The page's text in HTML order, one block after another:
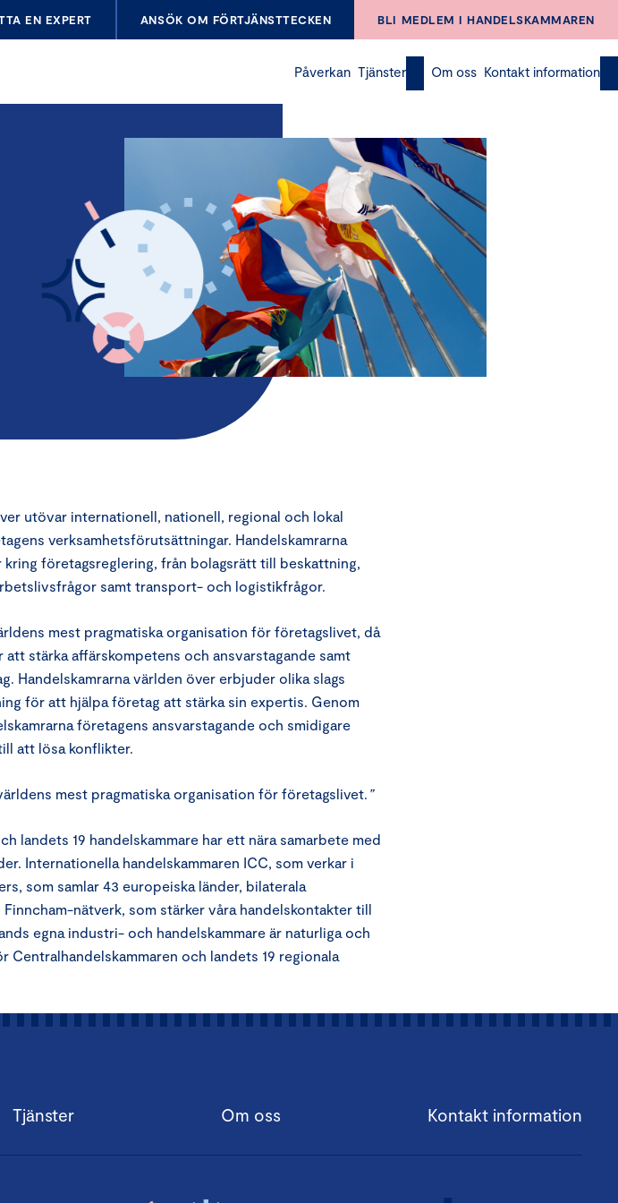
EN EXPERT ANSÖK OM FÖRTJÄNSTTECKEN BLI MEDLEM I HANDELSKAMMAREN
Påverkan Tjänster Om oss Kontakt information
utövar internationell, nationell, regional och lokal
verksamhetsförutsättningar. Handelskamrarna
företagsreglering, från bolagsrätt till beskattning,
samt transport- och logistikfrågor.
mest pragmatiska organisation för företagslivet, då
stärka affärskompetens och ansvarstagande samt
Handelskamrarna världen över erbjuder olika slags
för att hjälpa företag att stärka sin expertis. Genom
företagens ansvarstagande och smidigare
att lösa konflikter.
mest pragmatiska organisation för företagslivet. ”
landets 19 handelskammare har ett nära samarbete med
Internationella handelskammaren ICC, som verkar i
som samlar 43 europeiska länder, bilaterala
nätverk, som stärker våra handelskontakter till
egna industri- och handelskammare är naturliga och
Centralhandelskammaren och landets 19 regionala
Tjänster Om oss Kontakt information